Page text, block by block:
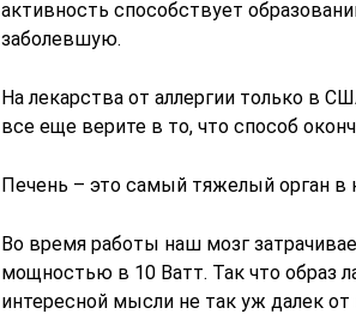
активность способствует
заболевшую.
На лекарства от аллергии только в
все еще верите в то, что способ
Печень – это самый тяжелый орган в
Во время работы наш мозг
мощностью в 10 Ватт. Так что образ
интересной мысли не так уж далек от